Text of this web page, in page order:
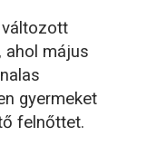
ahol május
gyermeket
felnőttet.